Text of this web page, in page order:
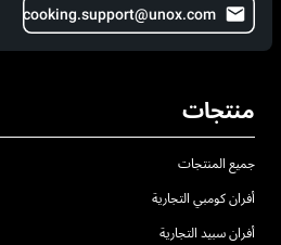
cooking.support@unox.com
منتجات
جميع المنتجات
أفران كومبي التجارية
أفران سبيد التجارية